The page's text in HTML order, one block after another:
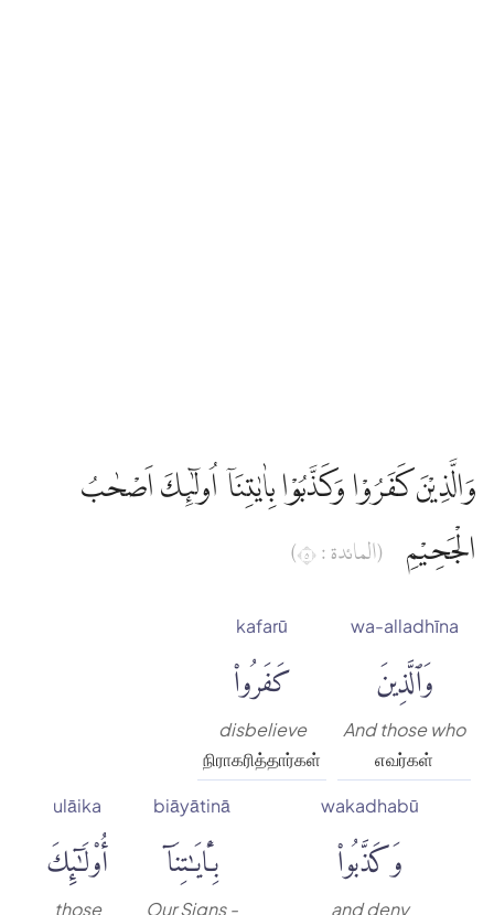
وَالَّذِيْنَ كَفَرُوْا وَكَذَّبُوْا بِاٰيٰتِنَآ اُولٰۤىِٕكَ اَصْحٰبُ
الْجَحِيْمِ
(المائدة : ٥)
wa-alladhīna
وَٱلَّذِينَ
And those who
எவர்கள்
kafarū
كَفَرُوا۟
disbelieve
நிராகரித்தார்கள்
wakadhabū
وَكَذَّبُوا۟
and deny
biāyātinā
بِـَٔايَٰتِنَآ
Our Signs -
ulāika
أُو۟لَٰٓئِكَ
those